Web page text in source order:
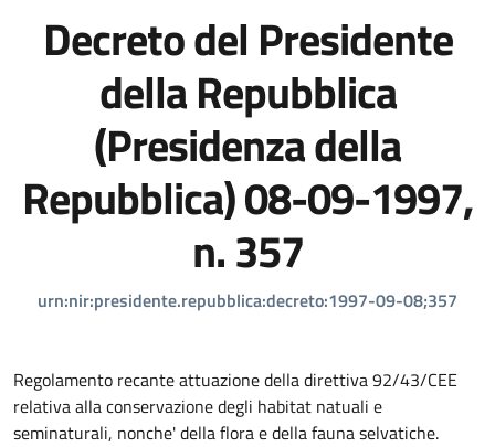
Decreto del Presidente
della Repubblica
(Presidenza della
Repubblica) 08-09-1997,
n. 357
urn:nir:presidente.repubblica:decreto:1997-09-08;357
Regolamento recante attuazione della direttiva 92/43/CEE
relativa alla conservazione degli habitat natuali e
seminaturali, nonche' della flora e della fauna selvatiche.